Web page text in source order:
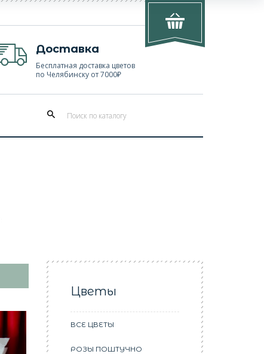
Доставка
Бесплатная доставка цветов
по Челябинску от 7000₽
Цветы
ВСЕ ЦВЕТЫ
РОЗЫ ПОШТУЧНО